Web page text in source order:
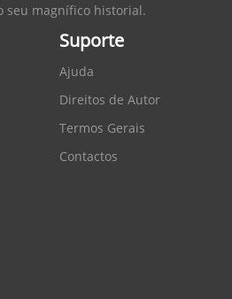
seu magnífico historial.
Suporte
Ajuda
Direitos de Autor
Termos Gerais
Contactos